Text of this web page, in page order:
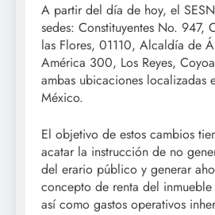
A partir del día de hoy, el
sedes: Constituyentes No. 947,
las Flores, 01110, Alcaldía de
América 300, Los Reyes,
ambas ubicaciones localizadas
México.
El objetivo de estos cambios
acatar la instrucción de no
del erario público y generar
concepto de renta del
así como gastos operativos